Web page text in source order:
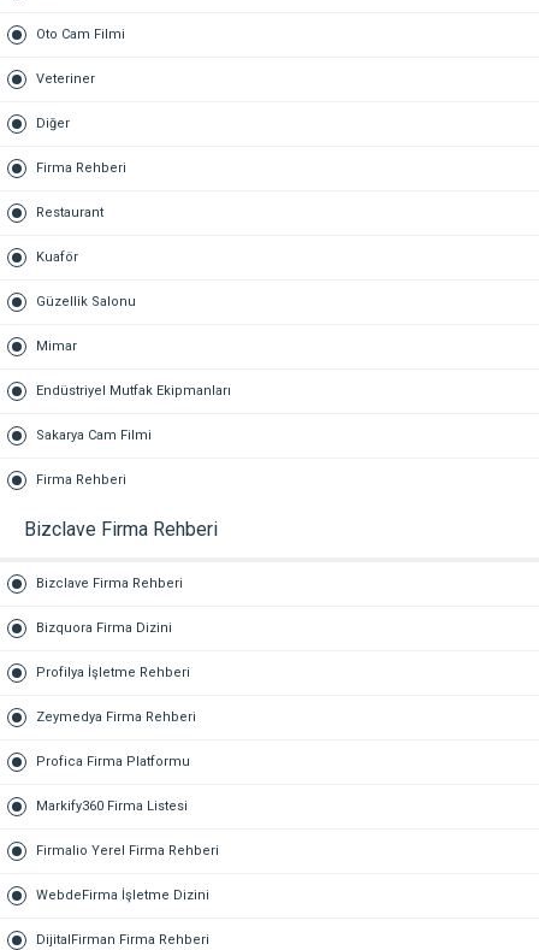
Oto Cam Filmi
Veteriner
Diğer
Firma Rehberi
Restaurant
Kuaför
Güzellik Salonu
Mimar
Endüstriyel Mutfak Ekipmanları
Sakarya Cam Filmi
Firma Rehberi
Bizclave Firma Rehberi
Bizclave Firma Rehberi
Bizquora Firma Dizini
Profilya İşletme Rehberi
Zeymedya Firma Rehberi
Profica Firma Platformu
Markify360 Firma Listesi
Firmalio Yerel Firma Rehberi
WebdeFirma İşletme Dizini
DijitalFirman Firma Rehberi